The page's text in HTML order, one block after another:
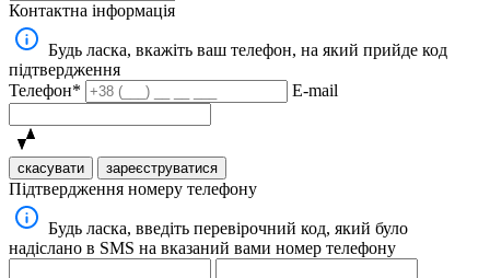
Контактна інформація
Будь ласка, вкажіть ваш телефон, на який прийде код
підтвердження
Телефон*
E-mail
скасувати зареєструватися
Підтвердження номеру телефону
Будь ласка, введіть перевірочний код, який було
надіслано в SMS на вказаний вами номер телефону